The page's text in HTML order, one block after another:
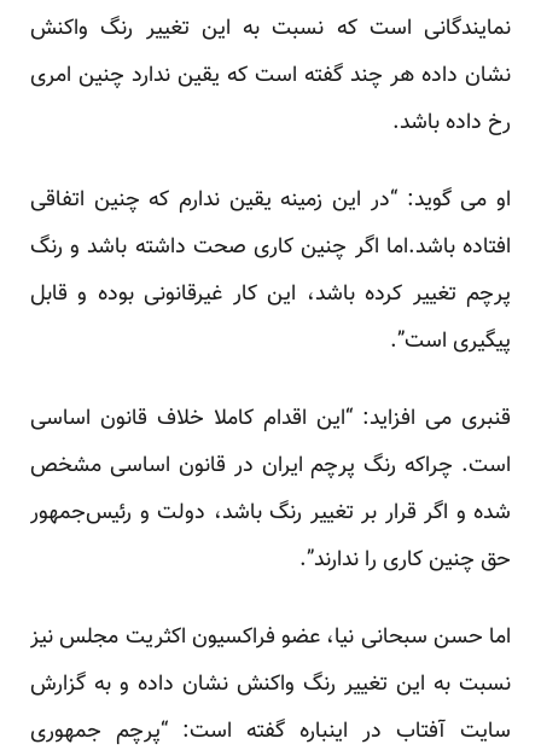
نمایندگانی است که نسبت به این تغییر رنگ واکنش
نشان داده هر چند گفته است که یقین ندارد چنین امری
رخ داده باشد.
او می گوید: “در این زمینه یقین ندارم که چنین اتفاقی
افتاده باشد.اما اگر چنین کاری صحت داشته باشد و رنگ
پرچم تغییر کرده باشد، این کار غیرقانونی بوده و قابل
پیگیری است”.
قنبری می افزاید: “این اقدام کاملا خلاف قانون اساسی
است. چراکه رنگ پرچم ایران در قانون اساسی مشخص
شده و اگر قرار بر تغییر رنگ باشد، دولت و رئیس‌جمهور
حق چنین کاری را ندارند”.
اما حسن سبحانی نیا، عضو فراکسیون اکثریت مجلس نیز
نسبت به این تغییر رنگ واکنش نشان داده و به گزارش
سایت آفتاب در اینباره گفته است: “پرچم جمهوری